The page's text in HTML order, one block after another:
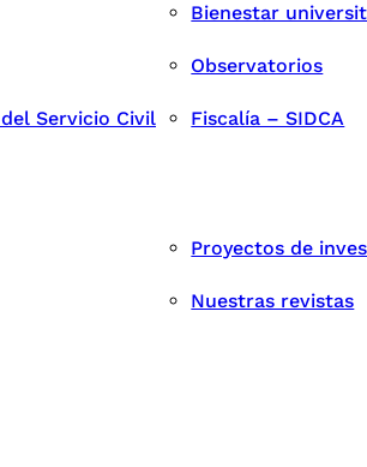
Bienestar
Observatorios
Servicio Civil Fiscalía – SIDCA
Proyectos de
Nuestras revistas